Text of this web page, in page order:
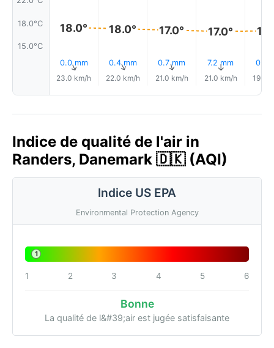
18.0°C
15.0°C
18.0°
0.0 mm
↑
23.0 km/h
18.0°
0.4 mm
↑
22.0 km/h
17.0°
0.7 mm
↑
21.0 km/h
17.0°
7.2 mm
↑
21.0 km/h
0.5
19.0
Indice de qualité de l'air in
Randers, Danemark 🇩🇰 (AQI)
Indice US EPA
Environmental Protection Agency
1
1 2 3 4 5 6
Bonne
La qualité de l&#39;air est jugée satisfaisante